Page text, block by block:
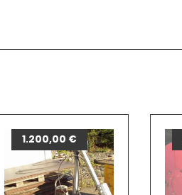
1.200,00 €